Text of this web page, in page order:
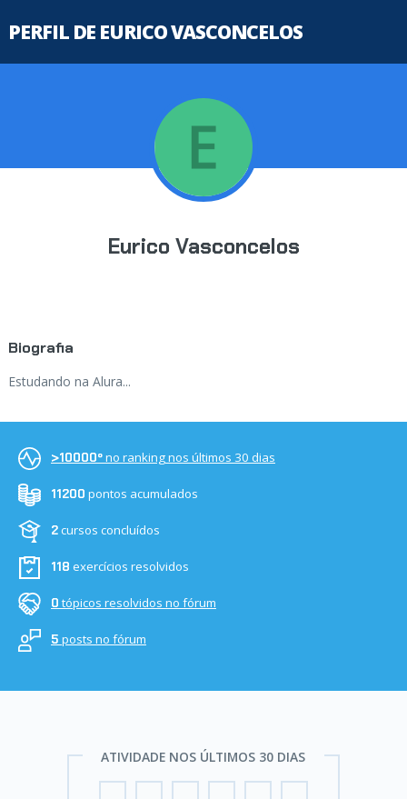
PERFIL DE EURICO VASCONCELOS
Eurico Vasconcelos
Biografia
Estudando na Alura...
>10000ºno ranking nos últimos 30 dias
11200 pontos acumulados
2cursos concluídos
118 exercícios resolvidos
0 tópicos resolvidos no fórum
5 posts no fórum
ATIVIDADE NOS ÚLTIMOS 30 DIAS